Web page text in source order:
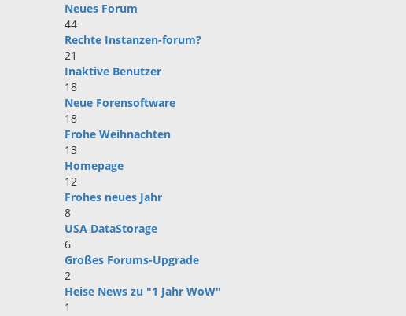
Neues Forum
44
Rechte Instanzen-forum?
21
Inaktive Benutzer
18
Neue Forensoftware
18
Frohe Weihnachten
13
Homepage
12
Frohes neues Jahr
8
USA DataStorage
6
Großes Forums-Upgrade
2
Heise News zu "1 Jahr WoW"
1